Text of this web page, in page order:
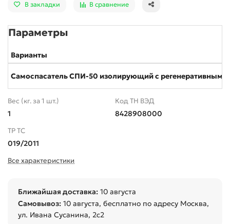
В закладки В сравнение
Параметры
Варианты
Самоспасатель СПИ-50 изолирующий с регенеративным
Вес (кг. за 1 шт.)
1
Код ТН ВЭД
8428908000
ТР ТС
019/2011
Все характеристики
Ближайшая доставка: 10 августа
Самовывоз: 10 августа, бесплатно по адресу Москва,
ул. Ивана Сусанина, 2с2